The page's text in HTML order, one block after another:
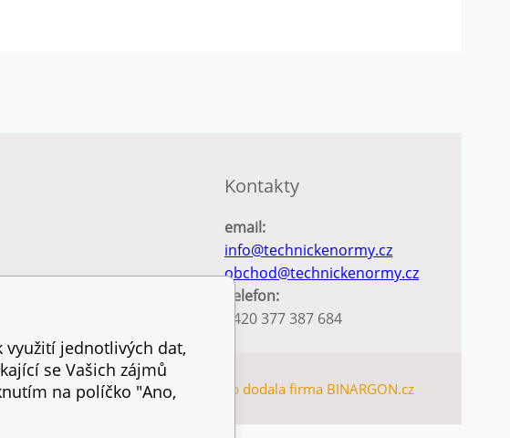
Kontakty
email:
info@technickenormy.cz
obchod@technickenormy.cz
Telefon:
+420 377 387 684
SITEMAP Tento eshop dodala firma BINARGON.cz
jednotlivých dat,
se Vašich zájmů
na políčko "Ano,